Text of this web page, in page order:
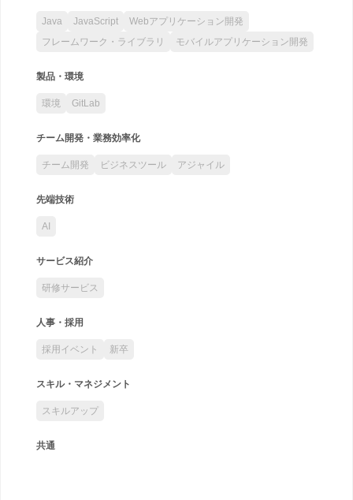
Java JavaScript
Webアプリケーション開発
フレームワーク・ライブラリ
モバイルアプリケーション開発
製品・環境
環境 GitLab
チーム開発・業務効率化
チーム開発 ビジネスツール アジャイル
先端技術
AI
サービス紹介
研修サービス
人事・採用
採用イベント 新卒
スキル・マネジメント
スキルアップ
共通